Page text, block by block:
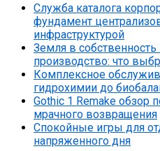
Служба каталога
фундамент
инфраструктурой
Земля в
производство: что
Комплексное
гидрохимии до
Gothic 1 Remake обзор
мрачного возвращения
Спокойные игры для
напряженного дня